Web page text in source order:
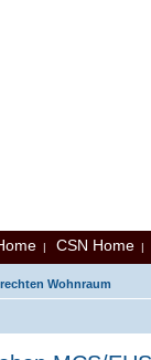
| CSN Home
Wohnraum